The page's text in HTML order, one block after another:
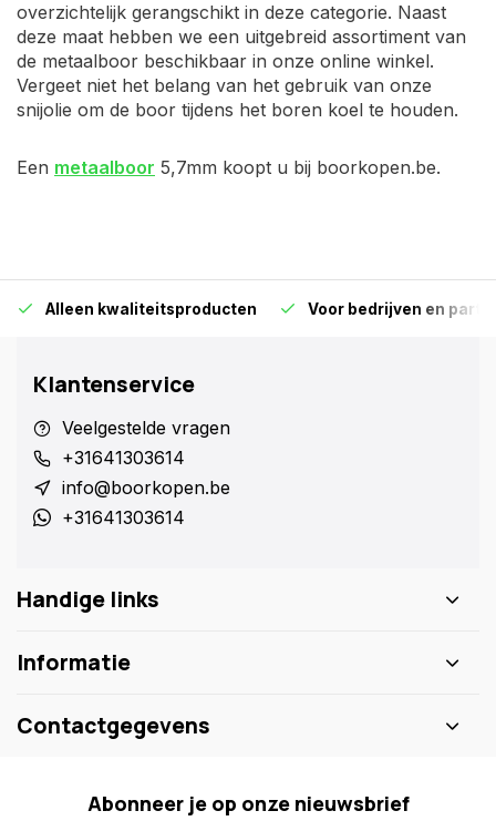
overzichtelijk gerangschikt in deze categorie. Naast
deze maat hebben we een uitgebreid assortiment van
de metaalboor beschikbaar in onze online winkel.
Vergeet niet het belang van het gebruik van onze
snijolie om de boor tijdens het boren koel te houden.
Een metaalboor 5,7mm koopt u bij boorkopen.be.
Alleen kwaliteitsproducten Voor bedrijven en
Klantenservice
Veelgestelde vragen
+31641303614
info@boorkopen.be
+31641303614
Handige links
Informatie
Contactgegevens
Abonneer je op onze nieuwsbrief